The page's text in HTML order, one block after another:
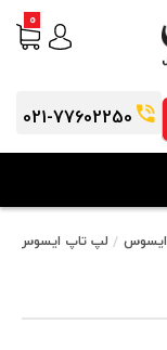
021-77602250
0
ایسوس لپ تاپ ایسوس VivoBook R528EP گرافیک 2 گیگابایت